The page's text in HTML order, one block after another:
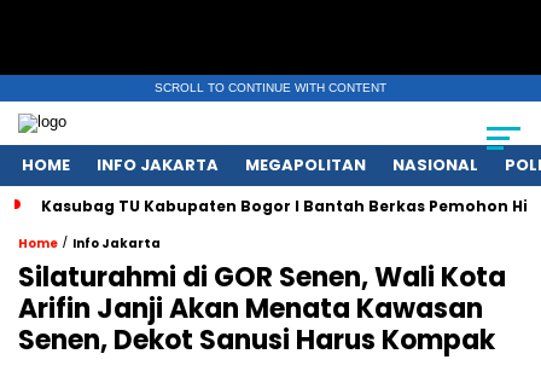
SCROLL TO CONTINUE WITH CONTENT
HOME INFO JAKARTA MEGAPOLITAN NASIONAL
Kasubag TU Kabupaten Bogor I Bantah Berkas Pemohon
Home / Info Jakarta
Silaturahmi di GOR Senen, Wali Kota
Arifin Janji Akan Menata Kawasan
Senen, Dekot Sanusi Harus Kompak